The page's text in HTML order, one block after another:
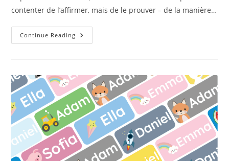
contenter de l’affirmer, mais de le prouver – de la manière…
Continue Reading Nous
Avons
Des
Étiquettes
Nominatives
Imperméables
Et
Nous
L’avons
Fait
Descendre
La
Rivière